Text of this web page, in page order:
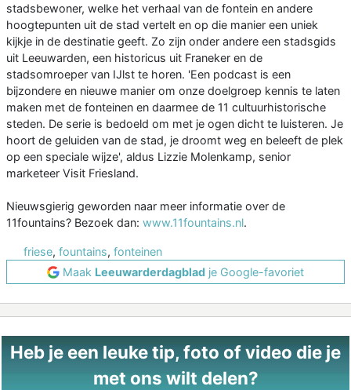
stadsbewoner, welke het verhaal van de fontein en andere
hoogtepunten uit de stad vertelt en op die manier een uniek
kijkje in de destinatie geeft. Zo zijn onder andere een stadsgids
uit Leeuwarden, een historicus uit Franeker en de
stadsomroeper van IJlst te horen. 'Een podcast is een
bijzondere en nieuwe manier om onze doelgroep kennis te laten
maken met de fonteinen en daarmee de 11 cultuurhistorische
steden. De serie is bedoeld om met je ogen dicht te luisteren. Je
hoort de geluiden van de stad, je droomt weg en beleeft de plek
op een speciale wijze', aldus Lizzie Molenkamp, senior
marketeer Visit Friesland.
Nieuwsgierig geworden naar meer informatie over de
11fountains? Bezoek dan: www.11fountains.nl.
friese, fountains, fonteinen
Maak Leeuwarderdagblad je Google-favoriet
Heb je een leuke tip, foto of video die je
met ons wilt delen?